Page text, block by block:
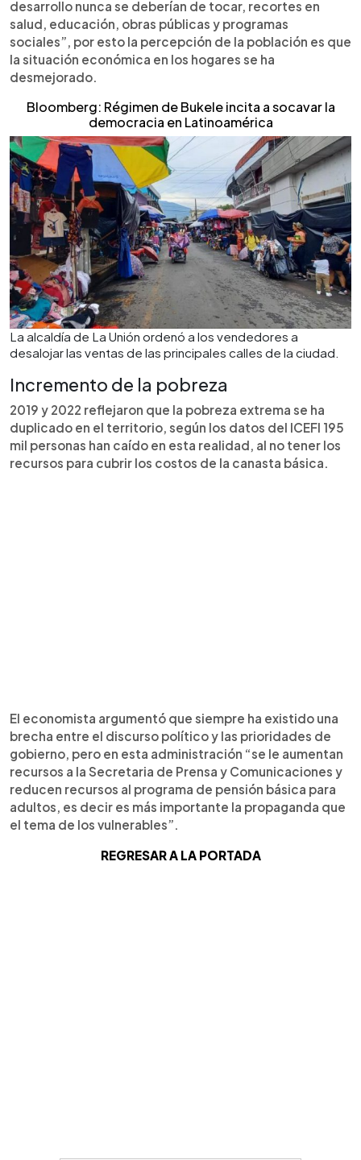
desarrollo nunca se deberían de tocar, recortes en
salud, educación, obras públicas y programas
sociales”, por esto la percepción de la población es que
la situación económica en los hogares se ha
desmejorado.
Bloomberg: Régimen de Bukele incita a socavar la
democracia en Latinoamérica
La alcaldía de La Unión ordenó a los vendedores a
desalojar las ventas de las principales calles de la ciudad.
Incremento de la pobreza
2019 y 2022 reflejaron que la pobreza extrema se ha
duplicado en el territorio, según los datos del ICEFI 195
mil personas han caído en esta realidad, al no tener los
recursos para cubrir los costos de la canasta básica.
El economista argumentó que siempre ha existido una
brecha entre el discurso político y las prioridades de
gobierno, pero en esta administración “se le aumentan
recursos a la Secretaria de Prensa y Comunicaciones y
reducen recursos al programa de pensión básica para
adultos, es decir es más importante la propaganda que
el tema de los vulnerables”.
REGRESAR A LA PORTADA